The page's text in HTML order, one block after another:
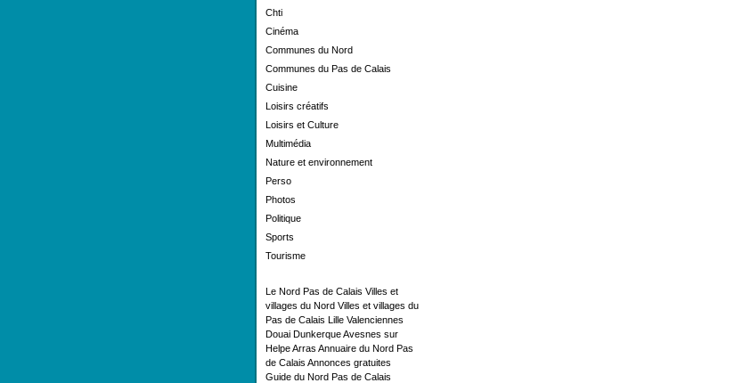
Chti
Cinéma
Communes du Nord
Communes du Pas de Calais
Cuisine
Loisirs créatifs
Loisirs et Culture
Multimédia
Nature et environnement
Perso
Photos
Politique
Sports
Tourisme
Le Nord Pas de Calais Villes et
villages du Nord Villes et villages du
Pas de Calais Lille Valenciennes
Douai Dunkerque Avesnes sur
Helpe Arras Annuaire du Nord Pas
de Calais Annonces gratuites
Guide du Nord Pas de Calais